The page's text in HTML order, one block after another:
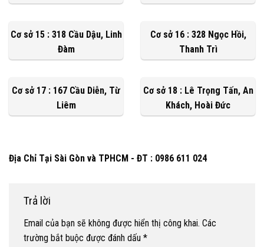
Cơ sở 15 : 318 Cầu Dậu, Linh
Đàm
Cơ sở 16 : 328 Ngọc Hồi,
Thanh Trì
Cơ sở 17 : 167 Cầu Diễn, Từ
Liêm
Cơ sở 18 : Lê Trọng Tấn, An
Khách, Hoài Đức
Địa Chỉ Tại Sài Gòn và TPHCM - ĐT : 0986 611 024
Trả lời
Email của bạn sẽ không được hiển thị công khai. Các
trường bắt buộc được đánh dấu *